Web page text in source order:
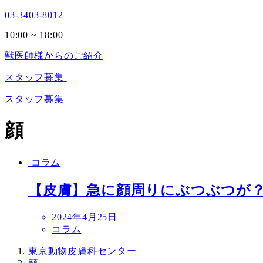
03-3403-8012
10:00 ~ 18:00
獣医師様からのご紹介
スタッフ募集
スタッフ募集
顔
コラム
【皮膚】急に顔周りにぶつぶつが
投
稿
2024年4月25日
コラム
東京動物皮膚科センター